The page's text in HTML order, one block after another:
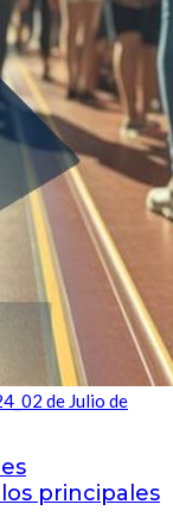
de Julio de
principales